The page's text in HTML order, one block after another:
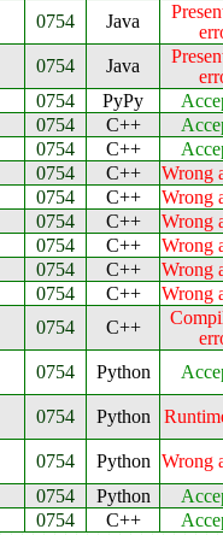
0754 Java
0754 Java
0754 PyPy
0754 C++
0754 C++
0754 C++
Wrong
0754 C++
Wrong
0754 C++
Wrong
0754 C++
Wrong
0754 C++
Wrong
0754 C++
Wrong
0754 C++
0754 Python
0754 Python
0754 Python Wrong
0754 Python
0754 C++